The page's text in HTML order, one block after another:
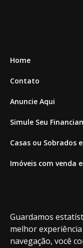
Guardamos
melhor
navegação, você
Home
Contato
Anuncie Aqui
Simule Seu
Casas ou Sobrados
Imóveis com venda
Casa com piscina
Apartamento com